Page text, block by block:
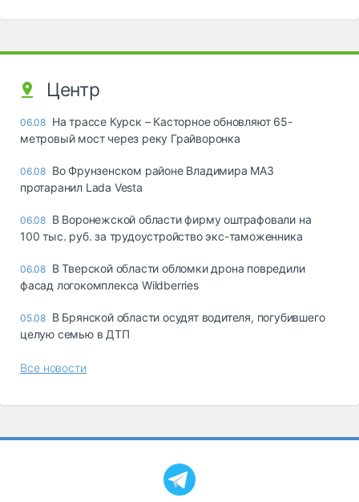
Центр
06.08 На трассе Курск – Касторное обновляют 65-
метровый мост через реку Грайворонка
06.08 Во Фрунзенском районе Владимира МАЗ
протаранил Lada Vesta
06.08 В Воронежской области фирму оштрафовали на
100 тыс. руб. за трудоустройство экс-таможенника
06.08 В Тверской области обломки дрона повредили
фасад логокомплекса Wildberries
05.08 В Брянской области осудят водителя, погубившего
целую семью в ДТП
Все новости